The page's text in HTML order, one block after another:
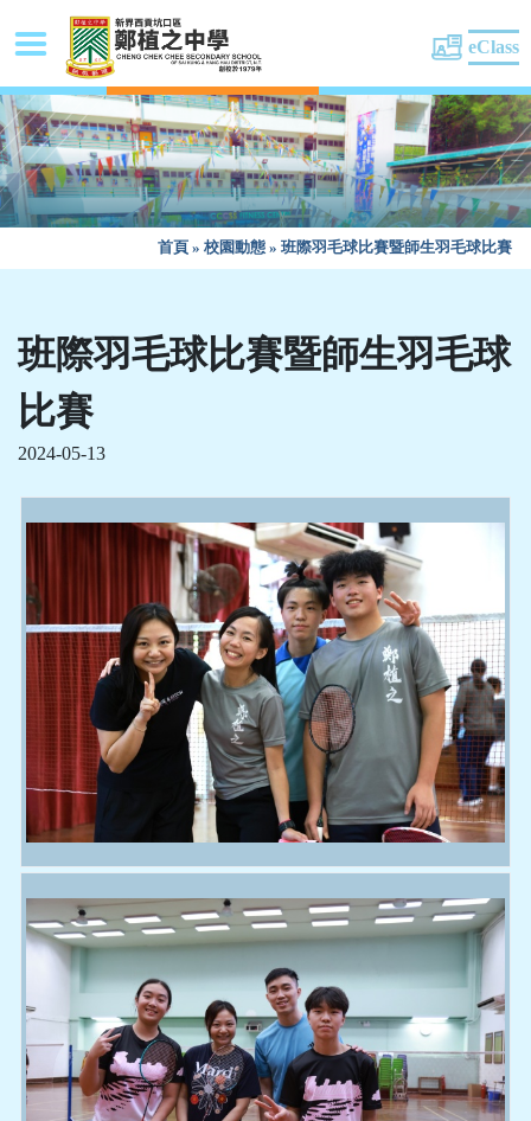
eClass
首頁 » 校園動態 » 班際羽毛球比賽暨師生羽毛球比賽
班際羽毛球比賽暨師生羽毛球
比賽
2024-05-13